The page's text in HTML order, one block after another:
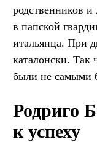
родственников
в папской
итальянца. При
каталонски. Так
были не самыми
Родриго
к успеху